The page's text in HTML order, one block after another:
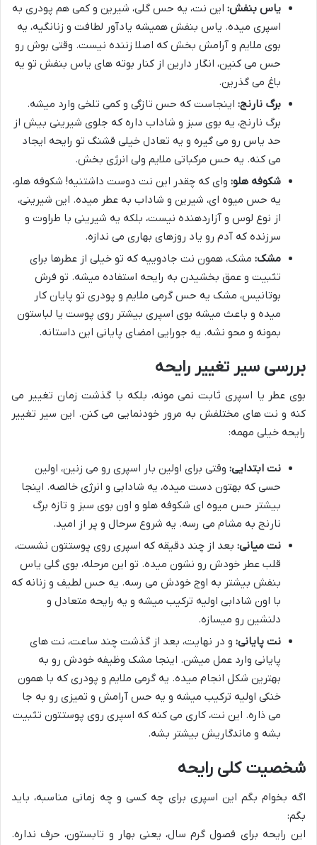
یاس بنفش: این نت، یه حس گلی، شیرین و کمی هم پودری به
اسپری میده. یاس بنفش همیشه یادآور لطافت و زنانگیه، یه
بوی ملایم و آرامش بخش که اصلا زننده نیست. وقتی بوش رو
حس می کنین، انگار دارین از کنار بوته های یاس بنفش تو یه
باغ می گذرین.
برگ نارنج: اینجاست که حس تازگی و کمی تلخی وارد میشه.
برگ نارنج، یه بوی سبز و شاداب داره که جلوی شیرینی بیش از
حد یاس رو می گیره و یه تعادل خیلی قشنگ تو رایحه ایجاد
می کنه. یه حس مرکباتی ملایم ولی انرژی بخش.
شکوفه هلو: وای که چقدر این نت دوست داشتنیه! شکوفه هلو،
یه حس میوه ای، شیرین و شاداب به عطر میده. این شیرینی،
از نوع لوس و آزاردهنده نیست، بلکه یه شیرینی با طراوت و
سرزنده که آدم رو یاد روزهای بهاری می ندازه.
مشک: مشک، همون نت جادوییه که تو خیلی از عطرها برای
تثبیت و عمق بخشیدن به رایحه استفاده میشه. تو فرش
بوتانیس، مشک یه حس گرمی ملایم و پودری تو پایان کار
میده و باعث میشه بوی اسپری بیشتر روی پوست یا لباستون
بمونه و محو نشه. یه جورایی امضای پایانی این داستانه.
بررسی سیر تغییر رایحه
بوی عطر یا اسپری ثابت نمی مونه، بلکه با گذشت زمان تغییر می
کنه و نت های مختلفش به مرور خودنمایی می کنن. این سیر تغییر
رایحه خیلی مهمه:
نت ابتدایی: وقتی برای اولین بار اسپری رو می زنین، اولین
حسی که بهتون دست میده، یه شادابی و انرژی خالصه. اینجا
بیشتر حس میوه ای شکوفه هلو و اون بوی سبز و تازه برگ
نارنج به مشام می رسه. یه شروع سرحال و پر از امید.
نت میانی: بعد از چند دقیقه که اسپری روی پوستتون نشست،
قلب عطر خودش رو نشون میده. تو این مرحله، بوی گلی یاس
بنفش بیشتر به اوج خودش می رسه. یه حس لطیف و زنانه که
با اون شادابی اولیه ترکیب میشه و یه رایحه متعادل و
دلنشین رو میسازه.
نت پایانی: و در نهایت، بعد از گذشت چند ساعت، نت های
پایانی وارد عمل میشن. اینجا مشک وظیفه خودش رو به
بهترین شکل انجام میده. یه گرمی ملایم و پودری که با همون
خنکی اولیه ترکیب میشه و یه حس آرامش و تمیزی رو به جا
می ذاره. این نت، کاری می کنه که اسپری روی پوستتون تثبیت
بشه و ماندگاریش بیشتر بشه.
شخصیت کلی رایحه
اگه بخوام بگم این اسپری برای چه کسی و چه زمانی مناسبه، باید
بگم:
این رایحه برای فصول گرم سال، یعنی بهار و تابستون، حرف نداره.